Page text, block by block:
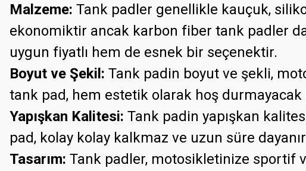
Malzeme: Tank padler genellikle kauçuk,
ekonomiktir ancak karbon fiber tank padler
uygun fiyatlı hem de esnek bir seçenektir.
Boyut ve Şekil: Tank padin boyut ve şekli,
tank pad, hem estetik olarak hoş
Yapışkan Kalitesi: Tank padin yapışkan
pad, kolay kolay kalkmaz ve uzun süre
Tasarım: Tank padler, motosikletinize sportif